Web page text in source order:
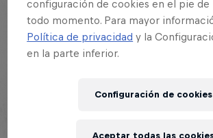
Lo mejor del freestyle se apoderará
unas cuantas semanas cuando arribe
buscará el
configuración de cookies en el pie de
todo momento. Para mayor
Política de privacidad y la
en la parte inferior.
Configuración de cookies
Aceptar todas las